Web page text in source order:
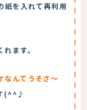
紙を入れて再利用
ます。
なんてうそさ～
(^^♪